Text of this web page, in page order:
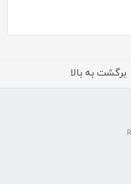
برگشت به بالا